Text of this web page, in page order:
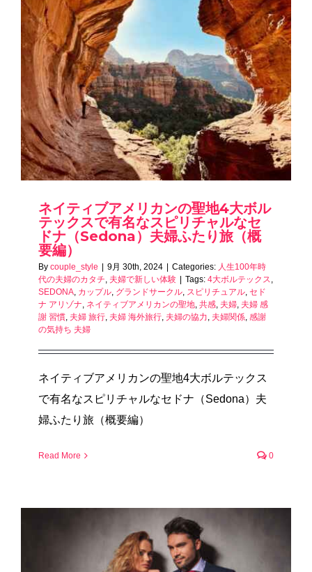
ネイティブアメリカンの聖地4大ボル
テックスで有名なスピリチャルなセ
ドナ（Sedona）夫婦ふたり旅（概
要編）
By couple_style | 9月 30th, 2024 | Categories: 人生100年時
代の夫婦のカタチ, 夫婦で新しい体験 | Tags: 4大ボルテックス,
SEDONA, カップル, グランドサークル, スピリチュアル, セド
ナ アリゾナ, ネイティブアメリカンの聖地, 共感, 夫婦, 夫婦 感
謝 習慣, 夫婦 旅行, 夫婦 海外旅行, 夫婦の協力, 夫婦関係, 感謝
の気持ち 夫婦
ネイティブアメリカンの聖地4大ボルテックス
で有名なスピリチャルなセドナ（Sedona）夫
婦ふたり旅（概要編）
Read More 0